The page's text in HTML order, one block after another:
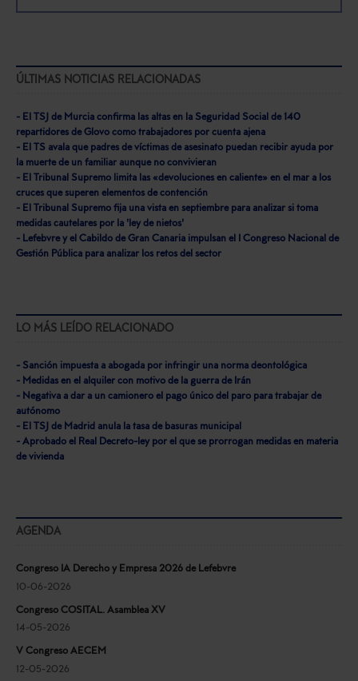
ÚLTIMAS NOTICIAS RELACIONADAS
- El TSJ de Murcia confirma las altas en la Seguridad Social de 140
repartidores de Glovo como trabajadores por cuenta ajena
- El TS avala que padres de víctimas de asesinato puedan recibir ayuda por
la muerte de un familiar aunque no convivieran
- El Tribunal Supremo limita las «devoluciones en caliente» en el mar a los
cruces que superen elementos de contención
- El Tribunal Supremo fija una vista en septiembre para analizar si toma
medidas cautelares por la 'ley de nietos'
- Lefebvre y el Cabildo de Gran Canaria impulsan el I Congreso Nacional de
Gestión Pública para analizar los retos del sector
LO MÁS LEÍDO RELACIONADO
- Sanción impuesta a abogada por infringir una norma deontológica
- Medidas en el alquiler con motivo de la guerra de Irán
- Negativa a dar a un camionero el pago único del paro para trabajar de
autónomo
- El TSJ de Madrid anula la tasa de basuras municipal
- Aprobado el Real Decreto-ley por el que se prorrogan medidas en materia
de vivienda
AGENDA
Congreso IA Derecho y Empresa 2026 de Lefebvre
10-06-2026
Congreso COSITAL. Asamblea XV
14-05-2026
V Congreso AECEM
12-05-2026